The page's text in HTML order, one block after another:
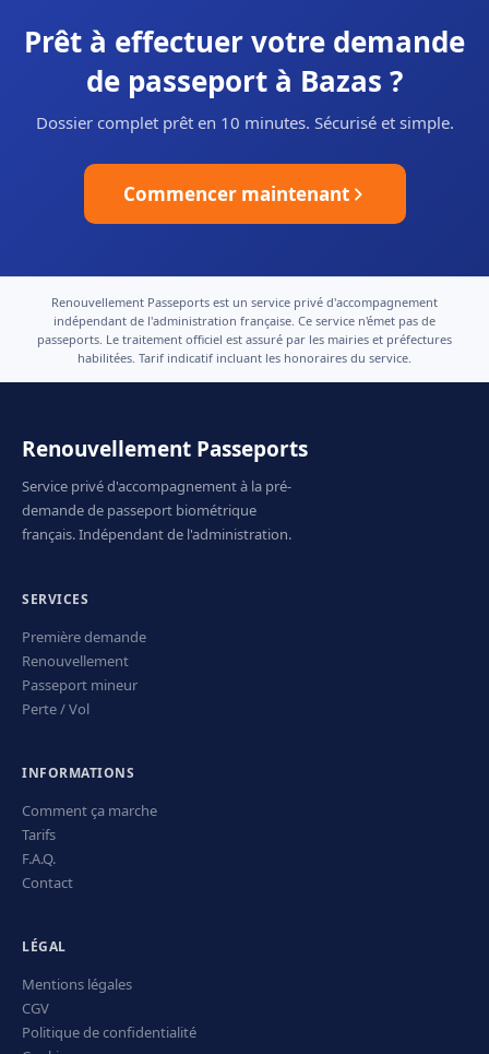
Prêt à effectuer votre demande
de passeport à Bazas ?
Dossier complet prêt en 10 minutes. Sécurisé et simple.
Commencer maintenant
Renouvellement Passeports est un service privé d'accompagnement
indépendant de l'administration française. Ce service n'émet pas de
passeports. Le traitement officiel est assuré par les mairies et préfectures
habilitées. Tarif indicatif incluant les honoraires du service.
Renouvellement Passeports
Service privé d'accompagnement à la pré-
demande de passeport biométrique
français. Indépendant de l'administration.
SERVICES
Première demande
Renouvellement
Passeport mineur
Perte / Vol
INFORMATIONS
Comment ça marche
Tarifs
F.A.Q.
Contact
LÉGAL
Mentions légales
CGV
Politique de confidentialité